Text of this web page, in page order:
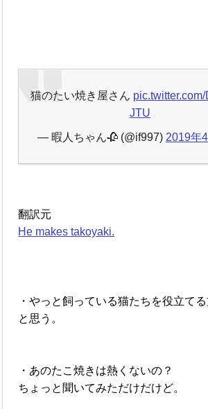
猫のたい焼き屋さん
JTU
— 暇人ちゃん🥀 (@if997) 2019年
翻訳元
He makes takoyaki.
・やっと飼っている猫たちを役立て
と思う。
・あのたこ焼きは熱くないの？
ちょっと聞いてみただけだけど。